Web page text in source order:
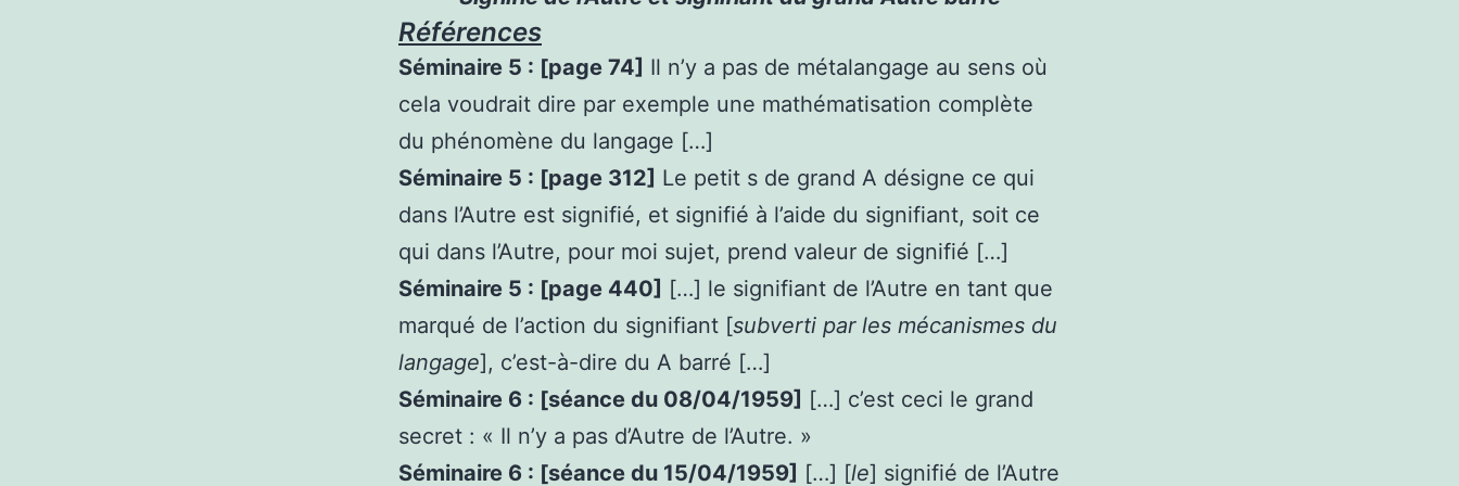
Références
Séminaire 5 : [page 74] Il n’y a pas de métalangage au sens où
cela voudrait dire par exemple une mathématisation complète
du phénomène du langage […]
Séminaire 5 : [page 312] Le petit s de grand A désigne ce qui
dans l’Autre est signifié, et signifié à l’aide du signifiant, soit ce
qui dans l’Autre, pour moi sujet, prend valeur de signifié […]
Séminaire 5 : [page 440] […] le signifiant de l’Autre en tant que
marqué de l’action du signifiant [subverti par les mécanismes du
langage], c’est-à-dire du A barré […]
Séminaire 6 : [séance du 08/04/1959] […] c’est ceci le grand
secret : « Il n’y a pas d’Autre de l’Autre. »
Séminaire 6 : [séance du 15/04/1959] […] [le] signifié de l’Autre